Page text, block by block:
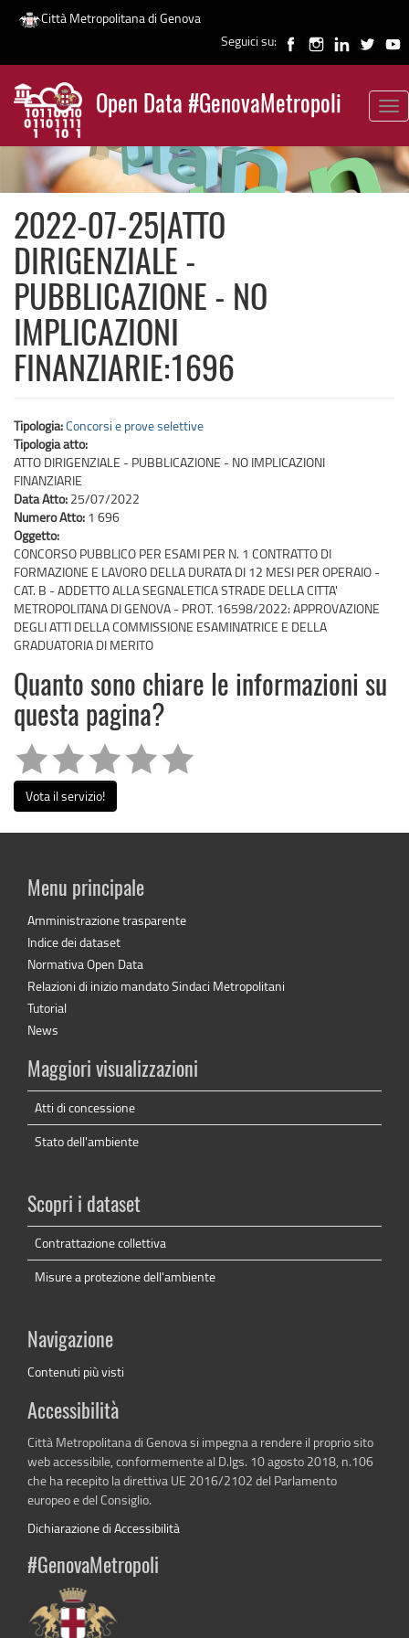
Salta
contenuto
principale
Città Metropolitana di Genova
Seguici su:
Open Data #GenovaMetropoli
News
2022-07-25|ATTO
DIRIGENZIALE -
PUBBLICAZIONE - NO
IMPLICAZIONI
FINANZIARIE:1696
Tipologia:Concorsi e prove selettive
Tipologia atto:
ATTO DIRIGENZIALE - PUBBLICAZIONE - NO IMPLICAZIONI
FINANZIARIE
Data Atto: 25/07/2022
Numero Atto: 1 696
Oggetto:
CONCORSO PUBBLICO PER ESAMI PER N. 1 CONTRATTO DI
FORMAZIONE E LAVORO DELLA DURATA DI 12 MESI PER OPERAIO -
CAT. B - ADDETTO ALLA SEGNALETICA STRADE DELLA CITTA'
METROPOLITANA DI GENOVA - PROT. 16598/2022: APPROVAZIONE
DEGLI ATTI DELLA COMMISSIONE ESAMINATRICE E DELLA
GRADUATORIA DI MERITO
Quanto sono chiare le informazioni su
questa pagina?
Vota il servizio!
Menu principale
Amministrazione trasparente
Indice dei dataset
Normativa Open Data
Relazioni di inizio mandato Sindaci Metropolitani
Tutorial
News
Maggiori visualizzazioni
Atti di concessione
Stato dell'ambiente
Scopri i dataset
Contrattazione collettiva
Misure a protezione dell'ambiente
Navigazione
Contenuti più visti
Accessibilità
Città Metropolitana di Genova si impegna a rendere il proprio sito
web accessibile, conformemente al D.lgs. 10 agosto 2018, n.106
che ha recepito la direttiva UE 2016/2102 del Parlamento
europeo e del Consiglio.
Dichiarazione di Accessibilità
#GenovaMetropoli